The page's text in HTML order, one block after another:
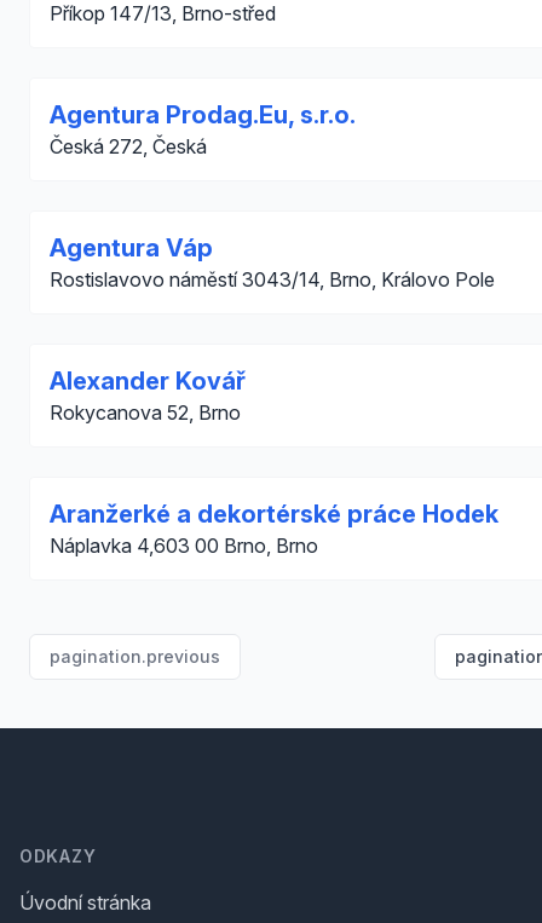
Příkop 147/13, Brno-střed
Agentura Prodag.Eu, s.r.o.
Česká 272, Česká
Agentura Váp
Rostislavovo náměstí 3043/14, Brno, Královo Pole
Alexander Kovář
Rokycanova 52, Brno
Aranžerké a dekortérské práce Hodek
Náplavka 4,603 00 Brno, Brno
pagination.previous
ODKAZY
Úvodní stránka